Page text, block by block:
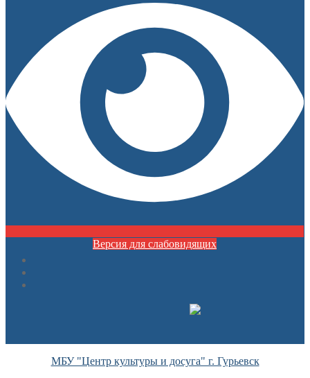
Версия для слабовидящих
МБУ "Центр культуры и досуга" г. Гурьевск